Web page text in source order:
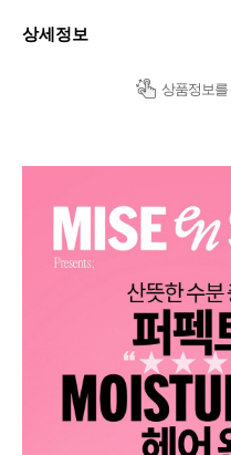
상세정보
상품정보를